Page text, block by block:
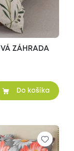
ZÁHRADA
Do košíka